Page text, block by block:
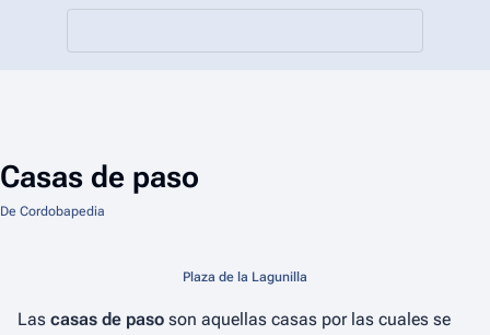
Casas de paso
De Cordobapedia
Plaza de la Lagunilla
Las casas de paso son aquellas casas por las cuales se